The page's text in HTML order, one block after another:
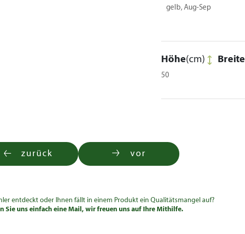
gelb, Aug-Sep
Höhe(cm)
50
Breite
zurück vor
entdeckt oder Ihnen fällt in einem Produkt ein Qualitätsmangel auf?
Sie uns einfach eine Mail, wir freuen uns auf Ihre Mithilfe.